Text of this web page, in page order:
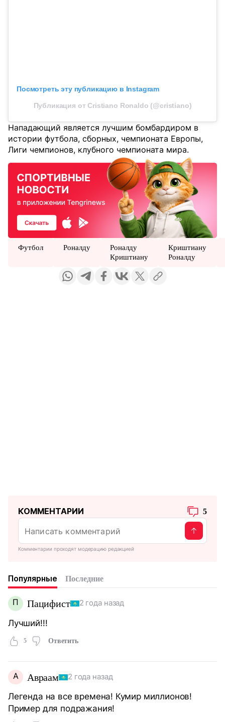
Посмотреть эту публикацию в Instagram
Публикация от Cristiano Ronaldo (@cristiano)
Нападающий является лучшим бомбардиром в
истории футбола, сборных, чемпионата Европы,
Лиги чемпионов, клубного чемпионата мира.
Футбол Роналду
Роналду
Криштиану
Криштиану
Роналду
КОММЕНТАРИИ 5
Комментарии проходят модерацию редакцией
Популярные Последние
П Пацифист 2 года назад
Лучший!!!
5 Ответить
А Авраам 2 года назад
Легенда на все времена! Кумир миллионов!
Пример для подражания!